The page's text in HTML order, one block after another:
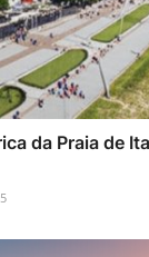
da Praia de